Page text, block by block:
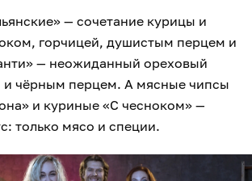
— сочетание курицы и
горчицей, душистым перцем и
— неожиданный ореховый
и чёрным перцем. А мясные чипсы
и куриные «С чесноком» —
только мясо и специи.